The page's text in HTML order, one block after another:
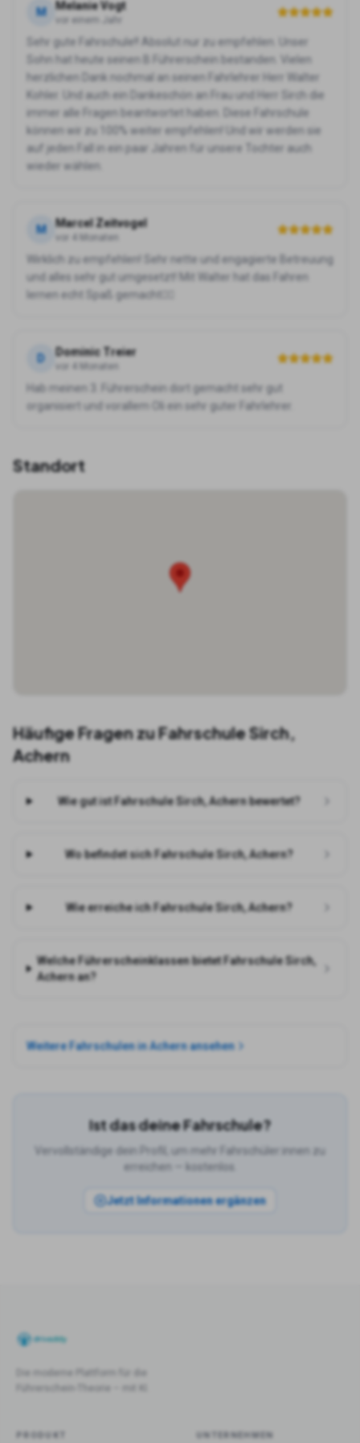
M Melanie Vogt
vor einem Jahr
Sehr gute Fahrschule!! Absolut nur zu empfehlen. Unser
Sohn hat heute seinen B Führerschein bestanden. Vielen
herzlichen Dank nochmal an seinen Fahrlehrer Herr Walter
Kohler. Und auch ein Dankeschön an Frau und Herr Sirch die
immer alle Fragen beantwortet haben. Diese Fahrschule
können wir zu 100% weiter empfehlen! Und wir werden sie
auf jeden Fall in ein paar Jahren für unsere Tochter auch
wieder wählen.
M Marcel Zeitvogel
vor 4 Monaten
Wirklich zu empfehlen! Sehr nette und engagierte Betreuung
und alles sehr gut umgesetzt! Mit Walter hat das Fahren
lernen echt Spaß gemacht👍🏻
D Dominic Treier
vor 4 Monaten
Hab meinen 3. Führerschein dort gemacht sehr gut
organisiert und vorallem Oli ein sehr guter Fahrlehrer.
Standort
Häufige Fragen zuFahrschule Sirch,
Achern
Wie gut ist Fahrschule Sirch, Achern bewertet?
Wo befindet sich Fahrschule Sirch, Achern?
Wie erreiche ich Fahrschule Sirch, Achern?
Welche Führerscheinklassen bietet Fahrschule Sirch,
Achern an?
Weitere Fahrschulen inAchernansehen
Ist das deine Fahrschule?
Vervollständige dein Profil, um mehr Fahrschüler:innen zu
erreichen — kostenlos.
Jetzt Informationen ergänzen
PRODUKT UNTERNEHMEN